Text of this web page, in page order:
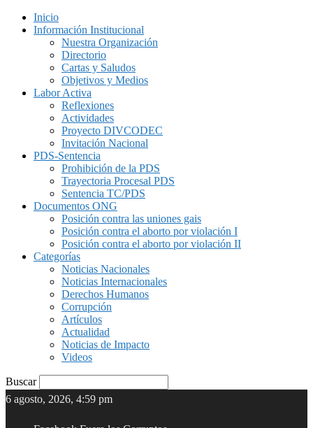
Inicio
Información Institucional
Nuestra Organización
Directorio
Cartas y Saludos
Objetivos y Medios
Labor Activa
Reflexiones
Actividades
Proyecto DIVCODEC
Invitación Nacional
PDS-Sentencia
Prohibición de la PDS
Trayectoria Procesal PDS
Sentencia TC/PDS
Documentos ONG
Posición contra las uniones gais
Posición contra el aborto por violación I
Posición contra el aborto por violación II
Categorías
Noticias Nacionales
Noticias Internacionales
Derechos Humanos
Corrupción
Artículos
Actualidad
Noticias de Impacto
Videos
Buscar
6 agosto, 2026, 4:59 pm